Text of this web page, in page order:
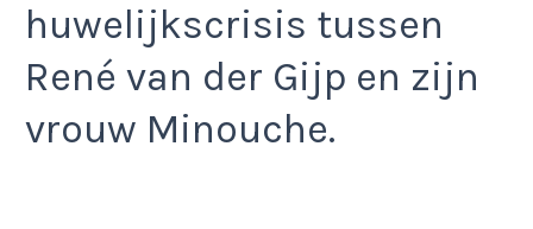
huwelijkscrisis tussen
René van der Gijp en zijn
vrouw Minouche.